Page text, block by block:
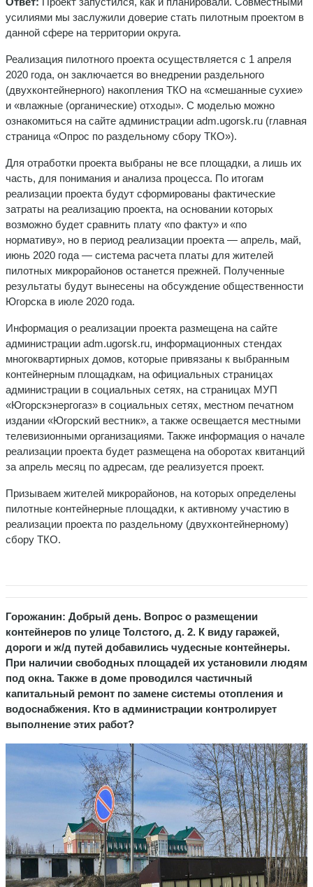
усилиями мы заслужили доверие стать пилотным проектом в
данной сфере на территории округа.
Реализация пилотного проекта осуществляется с 1 апреля
2020 года, он заключается во внедрении раздельного
(двухконтейнерного) накопления ТКО на «смешанные сухие»
и «влажные (органические) отходы». С моделью можно
ознакомиться на сайте администрации adm.ugorsk.ru (главная
страница «Опрос по раздельному сбору ТКО»).
Для отработки проекта выбраны не все площадки, а лишь их
часть, для понимания и анализа процесса. По итогам
реализации проекта будут сформированы фактические
затраты на реализацию проекта, на основании которых
возможно будет сравнить плату «по факту» и «по
нормативу», но в период реализации проекта — апрель, май,
июнь 2020 года — система расчета платы для жителей
пилотных микрорайонов останется прежней. Полученные
результаты будут вынесены на обсуждение общественности
Югорска в июле 2020 года.
Информация о реализации проекта размещена на сайте
администрации adm.ugorsk.ru, информационных стендах
многоквартирных домов, которые привязаны к выбранным
контейнерным площадкам, на официальных страницах
администрации в социальных сетях, на страницах МУП
«Югорскэнергогаз» в социальных сетях, местном печатном
издании «Югорский вестник», а также освещается местными
телевизионными организациями. Также информация о начале
реализации проекта будет размещена на оборотах квитанций
за апрель месяц по адресам, где реализуется проект.
Призываем жителей микрорайонов, на которых определены
пилотные контейнерные площадки, к активному участию в
реализации проекта по раздельному (двухконтейнерному)
сбору ТКО.
Горожанин: Добрый день. Вопрос о размещении
контейнеров по улице Толстого, д. 2. К виду гаражей,
дороги и ж/д путей добавились чудесные контейнеры.
При наличии свободных площадей их установили людям
под окна. Также в доме проводился частичный
капитальный ремонт по замене системы отопления и
водоснабжения. Кто в администрации контролирует
выполнение этих работ?